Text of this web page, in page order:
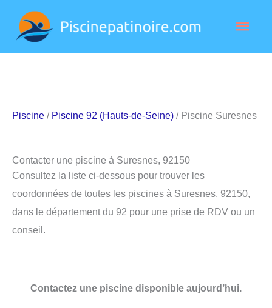
contenu
Piscine / Piscine 92 (Hauts-de-Seine) / Piscine Suresnes
Contacter une piscine à Suresnes, 92150
Consultez la liste ci-dessous pour trouver les
coordonnées de toutes les piscines à Suresnes, 92150,
dans le département du 92 pour une prise de RDV ou un
conseil.
Contactez une piscine disponible aujourd’hui.